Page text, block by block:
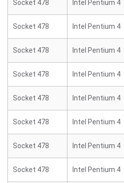
Socket 478 Intel Pentium 4
Socket 478 Intel Pentium 4
Socket 478 Intel Pentium 4
Socket 478 Intel Pentium 4
Socket 478 Intel Pentium 4
Socket 478 Intel Pentium 4
Socket 478 Intel Pentium 4
Socket 478 Intel Pentium 4